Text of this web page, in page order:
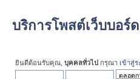
บริการโพสต์เว็บบอร์
ยินดีต้อนรับคุณ, บุคคลทั่วไป กรุณา เข้าสู่